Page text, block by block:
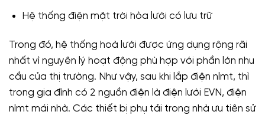
Hệ thống điện mặt trời hòa lưới có lưu trữ
Trong đó, hệ thống hoà lưới được ứng dụng rộng rãi
nhất vì nguyên lý hoạt động phù hợp với phần lớn nhu
cầu của thị trường. Như vậy, sau khi lắp điện nlmt, thì
trong gia đình có 2 nguồn điện là điện lưới EVN, điện
nlmt mái nhà. Các thiết bị phụ tải trong nhà ưu tiên sử